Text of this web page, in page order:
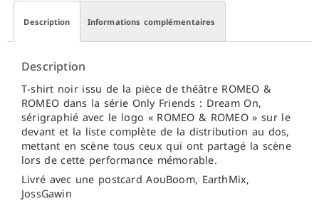
Description Informations complémentaires
Description
T-shirt noir issu de la pièce de théâtre ROMEO &
ROMEO dans la série Only Friends : Dream On,
sérigraphié avec le logo « ROMEO & ROMEO » sur le
devant et la liste complète de la distribution au dos,
mettant en scène tous ceux qui ont partagé la scène
lors de cette performance mémorable.
Livré avec une postcard AouBoom, EarthMix,
JossGawin